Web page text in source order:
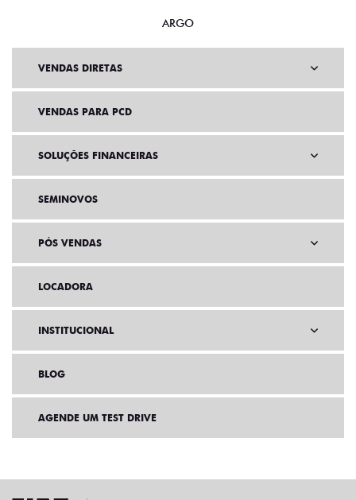
ARGO
VENDAS DIRETAS
VENDAS PARA PCD
SOLUÇÕES FINANCEIRAS
SEMINOVOS
PÓS VENDAS
LOCADORA
INSTITUCIONAL
BLOG
AGENDE UM TEST DRIVE